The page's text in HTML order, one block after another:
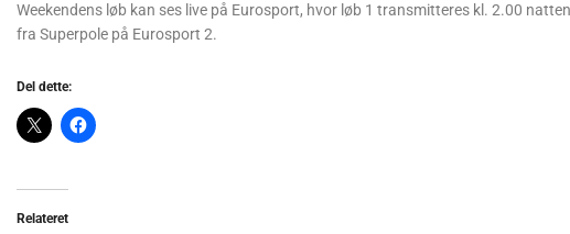
Weekendens løb kan ses live på Eurosport, hvor løb 1 transmitteres kl. 2.00
fra Superpole på Eurosport 2.
Del dette:
Relateret